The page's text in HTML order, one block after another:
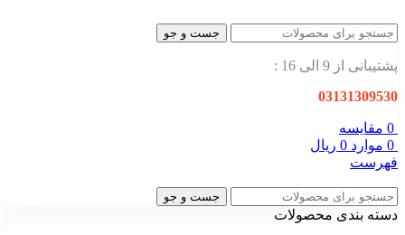
جست و جو
پشتیبانی از 9 الی 16 :
03131309530
0 مقایسه
0 موارد 0 ریال
فهرست
جست و جو
دسته بندی محصولات